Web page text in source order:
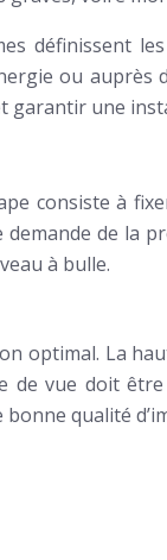
définissent
ou auprès
garantir une
consiste à
de la
à bulle.
optimal. La
de vue doit
qualité